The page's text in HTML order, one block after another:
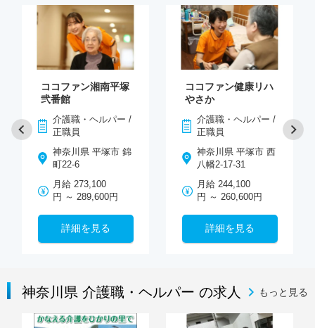
ココファン湘南平塚
弐番館
介護職・ヘルパー /
正職員
神奈川県 平塚市 錦
町22-6
月給 273,100
円 ～ 289,600円
詳細を見る
ココファン健康リハ
やさか
介護職・ヘルパー /
正職員
神奈川県 平塚市 西
八幡2-17-31
月給 244,100
円 ～ 260,600円
詳細を見る
神奈川県 介護職・ヘルパー の求人 もっと見る